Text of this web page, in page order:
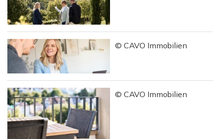
© CAVO Immobilien
© CAVO Immobilien